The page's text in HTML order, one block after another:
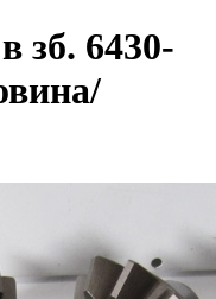
зб. 6430-